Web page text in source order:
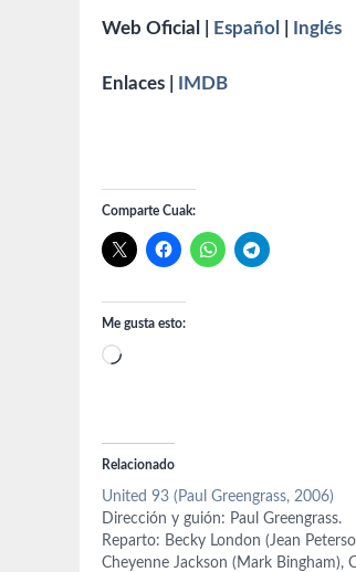
Web Oficial | Español Inglés
Enlaces | IMDB
Comparte Cuak:
Me gusta esto:
Cargando...
Relacionado
United 93 (Paul Greengrass, 2006)
Dirección y guión: Paul Greengrass.
Reparto: Becky London (Jean
Cheyenne Jackson (Mark Bingham),